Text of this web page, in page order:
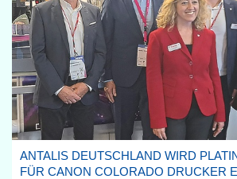
ANTALIS DEUTSCHLAND WIRD
FÜR CANON COLORADO DRUCKER